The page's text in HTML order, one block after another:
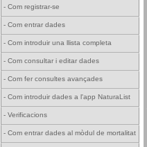
- Com registrar-se
- Com entrar dades
- Com introduir una llista completa
- Com consultar i editar dades
- Com fer consultes avançades
- Com introduir dades a l'app NaturaList
- Verificacions
- Com entrar dades al mòdul de mortalitat